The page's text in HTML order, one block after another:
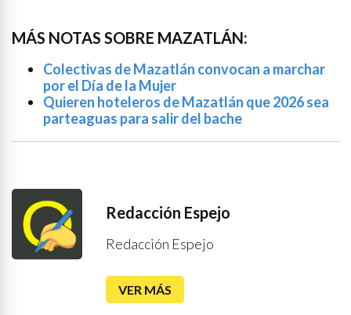
MÁS NOTAS SOBRE MAZATLÁN:
Colectivas de Mazatlán convocan a marchar
por el Día de la Mujer
Quieren hoteleros de Mazatlán que 2026 sea
parteaguas para salir del bache
Redacción Espejo
Redacción Espejo
VER MÁS